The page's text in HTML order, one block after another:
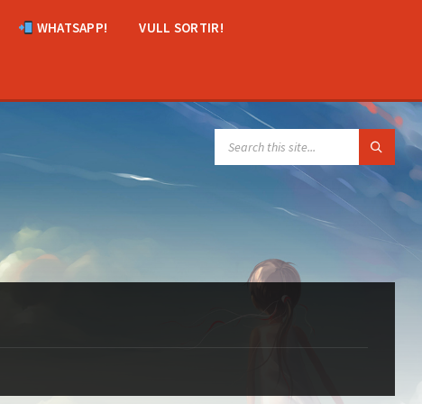
WHATSAPP! VULL SORTIR!